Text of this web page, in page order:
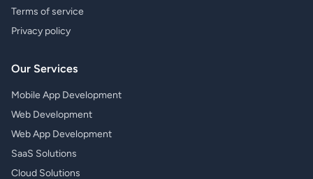
Terms of service
Privacy policy
Our Services
Mobile App Development
Web Development
Web App Development
SaaS Solutions
Cloud Solutions